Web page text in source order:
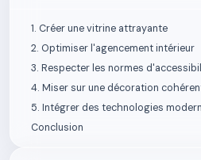
1. Créer une vitrine attrayante
2. Optimiser l'agencement intérieur
3. Respecter les normes
4. Miser sur une décoration
5. Intégrer des technologies
Conclusion